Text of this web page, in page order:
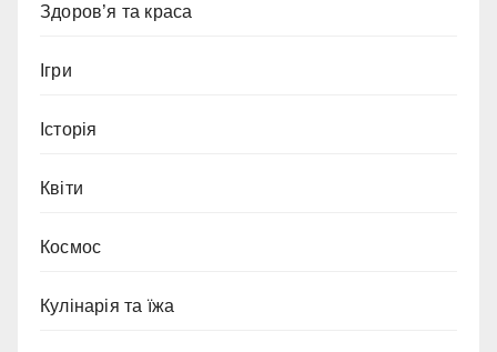
Здоров’я та краса
Ігри
Історія
Квіти
Космос
Кулінарія та їжа